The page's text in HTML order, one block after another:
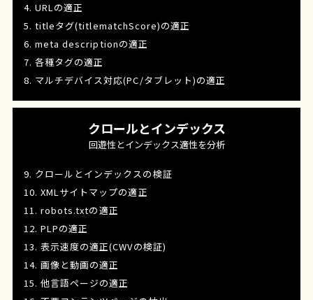
4. URLの適正
5. titleタグ(titlematchScore)の適正
6. meta descriptionの適正
7. 各種タグの適正
8. マルチデバイス対応(PC/タブレット)の適正
クロールとインデックス
回遊性とインデックス適性を分析
9. クロールとインデックスの検証
10. XMLサイトマップの適正
11. robots.txtの適正
12. PLPの適正
13. 表示速度の適正(CWVの検証)
14. 画像と動画の適正
15. 他言語ページの適正